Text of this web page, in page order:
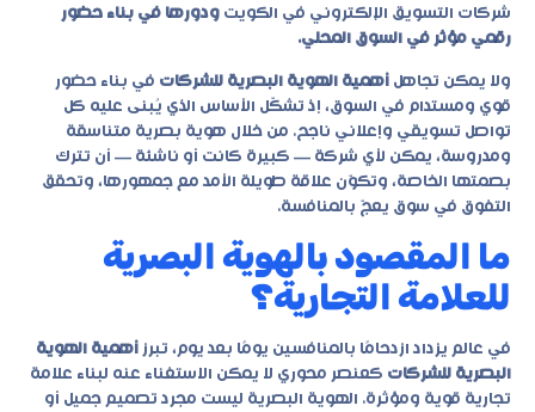
شركات التسويق الإلكتروني في الكويت ودورها في بناء حضور
رقمي مؤثر في السوق المحلي.
ولا يمكن تجاهل أهمية الهوية البصرية للشركات في بناء حضور
قوي ومستدام في السوق، إذ تشكّل الأساس الذي يُبنى عليه كل
تواصل تسويقي وإعلاني ناجح. من خلال هوية بصرية متناسقة
ومدروسة، يمكن لأي شركة — كبيرة كانت أو ناشئة — أن تترك
بصمتها الخاصة، وتكوّن علاقة طويلة الأمد مع جمهورها، وتحقق
التفوق في سوق يعجّ بالمنافسة.
ما المقصود بالهوية البصرية
للعلامة التجارية؟
في عالم يزداد ازدحامًا بالمنافسين يومًا بعد يوم، تبرز أهمية الهوية
البصرية للشركات كعنصر محوري لا يمكن الاستغناء عنه لبناء علامة
تجارية قوية ومؤثرة. الهوية البصرية ليست مجرد تصميم جميل أو